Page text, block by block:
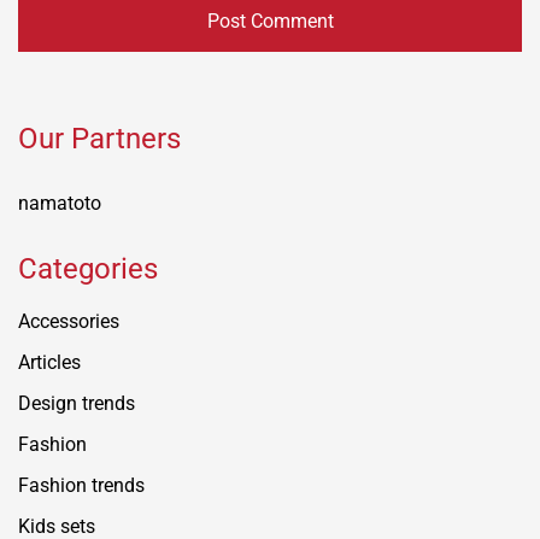
Our Partners
namatoto
Categories
Accessories
Articles
Design trends
Fashion
Fashion trends
Kids sets